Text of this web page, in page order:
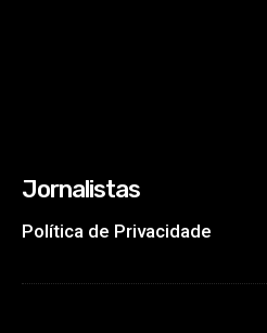
Jornalistas
Política de Privacidade